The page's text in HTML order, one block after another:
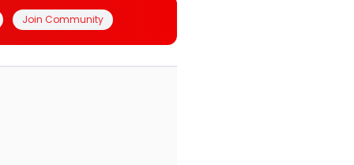
Join Community